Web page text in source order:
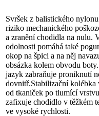
Svršek z balistického
riziko mechanického
a zranění chodidla na nulu.
odolnosti pomáhá také
okop na špici a na něj
obsázka kolem obvodu
jazyk zabraňuje proniknutí
dovnitř.Stabilizační kolébka
od tkaniček po tlumící
zafixuje chodidlo v těžkém
ve vysoké rychlosti.